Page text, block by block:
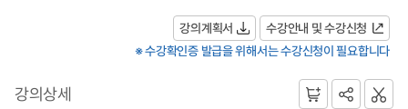
강의계획서
수강안내 및 수강신청
※ 수강확인증 발급을 위해서는 수강신청이 필요합니다
강의상세